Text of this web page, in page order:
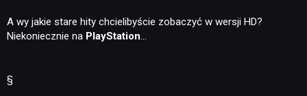
A wy jakie stare hity chcielibyście zobaczyć w wersji HD?
Niekoniecznie na PlayStation…
§